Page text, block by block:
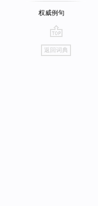
权威例句
go
top
返回词典